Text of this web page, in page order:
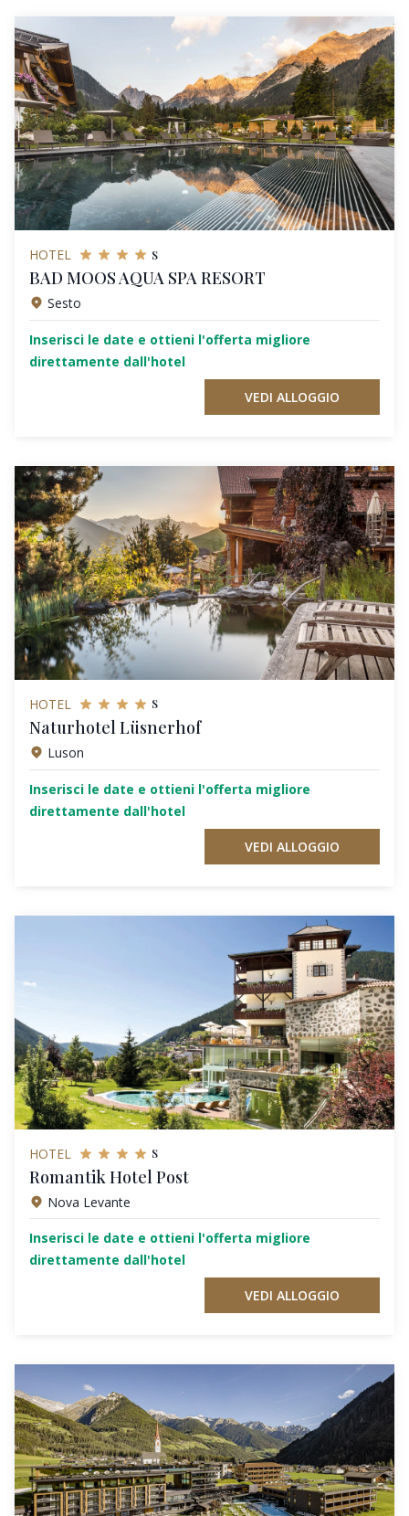
HOTEL s
BAD MOOS AQUA SPA RESORT
Sesto
Inserisci le date e ottieni l'offerta migliore
direttamente dall'hotel
VEDI ALLOGGIO
HOTEL s
Naturhotel Lüsnerhof
Luson
Inserisci le date e ottieni l'offerta migliore
direttamente dall'hotel
VEDI ALLOGGIO
HOTEL s
Romantik Hotel Post
Nova Levante
Inserisci le date e ottieni l'offerta migliore
direttamente dall'hotel
VEDI ALLOGGIO